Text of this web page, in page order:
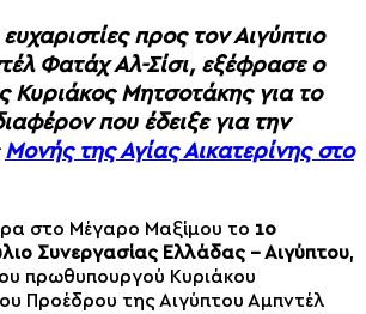
προς τον Αιγύπτιο
Φατάχ Αλ-Σίσι, εξέφρασε ο
Μητσοτάκης για το
που έδειξε για την
Μονής της Αγίας Αικατερίνης στο
στο Μέγαρο Μαξίμου το 1ο
Συνεργασίας Ελλάδας – Αιγύπτου,
πρωθυπουργού Κυριάκου
Προέδρου της Αιγύπτου Αμπντέλ